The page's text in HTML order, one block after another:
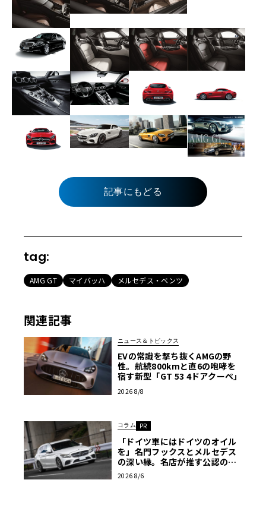
記事にもどる
tag:
AMG GT マイバッハ メルセデス・ベンツ
関連記事
ニュース＆トピックス
EVの常識を撃ち抜くAMGの野
性。航続800kmと直6の咆哮を
宿す新型「GT 53 4ドアクーペ」
2026 8/8
コラム PR
「ドイツ車にはドイツのオイル
を」名門フックスとメルセデス
の深い縁。名店が推す公認の安
心と、Cクラスで味わうシルキー
な走り〈PR〉
2026 8/6